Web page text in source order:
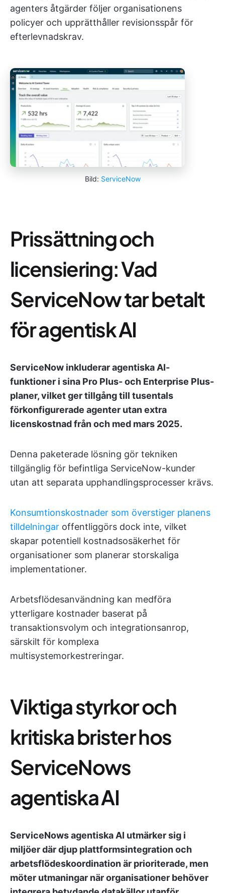
agenters åtgärder följer organisationens
policyer och upprätthåller revisionsspår för
efterlevnadskrav.
Bild: ServiceNow
Prissättning och
licensiering: Vad
ServiceNow tar betalt
för agentisk AI
ServiceNow inkluderar agentiska AI-
funktioner i sina Pro Plus- och Enterprise Plus-
planer, vilket ger tillgång till tusentals
förkonfigurerade agenter utan extra
licenskostnad från och med mars 2025.
Denna paketerade lösning gör tekniken
tillgänglig för befintliga ServiceNow-kunder
utan att separata upphandlingsprocesser krävs.
Konsumtionskostnader som överstiger planens
tilldelningar offentliggörs dock inte, vilket
skapar potentiell kostnadsosäkerhet för
organisationer som planerar storskaliga
implementationer.
Arbetsflödesanvändning kan medföra
ytterligare kostnader baserat på
transaktionsvolym och integrationsanrop,
särskilt för komplexa
multisystemorkestreringar.
Viktiga styrkor och
kritiska brister hos
ServiceNows
agentiska AI
ServiceNows agentiska AI utmärker sig i
miljöer där djup plattformsintegration och
arbetsflödeskoordination är prioriterade, men
möter utmaningar när organisationer behöver